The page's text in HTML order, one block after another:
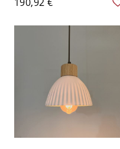
tambour en tissu blanc -
110 V-120 V Bleu